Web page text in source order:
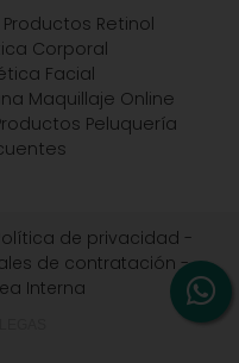
Productos Retinol
Corporal
Facial
Maquillaje Online
Peluquería
de privacidad -
de contratación -
Interna